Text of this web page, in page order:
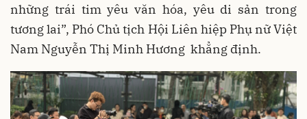
những trái tim yêu văn hóa, yêu di sản trong
tương lai”, Phó Chủ tịch Hội Liên hiệp Phụ nữ Việt
Nam Nguyễn Thị Minh Hương khẳng định.